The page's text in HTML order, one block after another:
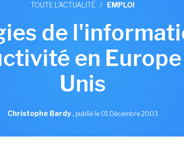
TOUTE L'ACTUALITÉ / EMPLOI
de
en
Unis
Christophe Bardy, publié le 01 Décembre 2003